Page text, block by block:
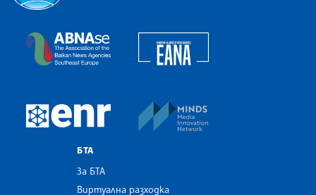
The Assocoation of the Balkan News Agencies
European Newsroom
БТА
За БТА
Виртуална разходка